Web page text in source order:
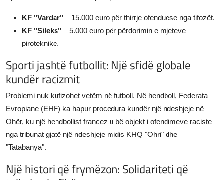
KF "Vardar" – 15.000 euro për thirrje ofenduese nga tifozët.
KF "Sileks" – 5.000 euro për përdorimin e mjeteve
piroteknike.
Sporti jashtë futbollit: Një sfidë globale
kundër racizmit
Problemi nuk kufizohet vetëm në futboll. Në hendboll, Federata
Evropiane (EHF) ka hapur procedura kundër një ndeshjeje në
Ohër, ku një hendbollist francez u bë objekt i ofendimeve raciste
nga tribunat gjatë një ndeshjeje midis KHQ "Ohri" dhe
"Tatabanya".
Një histori që frymëzon: Solidariteti që